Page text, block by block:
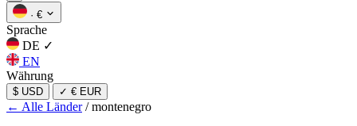
· €
Sprache
DE ✓
EN
Währung
$ USD ✓ € EUR
← Alle Länder / montenegro